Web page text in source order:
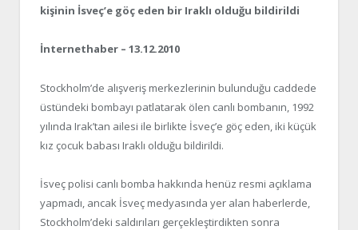
kişinin İsveç’e göç eden bir Iraklı olduğu bildirildi
İnternethaber – 13.12.2010
Stockholm’de alışveriş merkezlerinin bulunduğu caddede
üstündeki bombayı patlatarak ölen canlı bombanın, 1992
yılında Irak’tan ailesi ile birlikte İsveç’e göç eden, iki küçük
kız çocuk babası Iraklı olduğu bildirildi.
İsveç polisi canlı bomba hakkında henüz resmi açıklama
yapmadı, ancak İsveç medyasında yer alan haberlerde,
Stockholm’deki saldırıları gerçekleştirdikten sonra